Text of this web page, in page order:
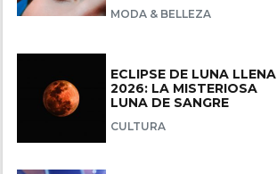
MODA & BELLEZA
ECLIPSE DE LUNA LLENA
2026: LA MISTERIOSA
LUNA DE SANGRE
CULTURA